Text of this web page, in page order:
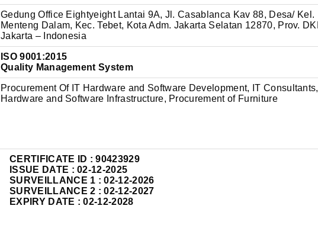
Gedung Office Eightyeight Lantai 9A, Jl. Casablanca Kav 88, Desa/ Kel.
Menteng Dalam, Kec. Tebet, Kota Adm. Jakarta Selatan 12870, Prov. DKI
Jakarta – Indonesia
ISO 9001:2015
Quality Management System
Procurement Of IT Hardware and Software Development, IT Consultants,
Hardware and Software Infrastructure, Procurement of Furniture
CERTIFICATE ID : 90423929
ISSUE DATE : 02-12-2025
SURVEILLANCE 1 : 02-12-2026
SURVEILLANCE 2 : 02-12-2027
EXPIRY DATE : 02-12-2028